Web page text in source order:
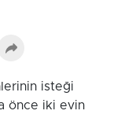
isteği
önce iki evin